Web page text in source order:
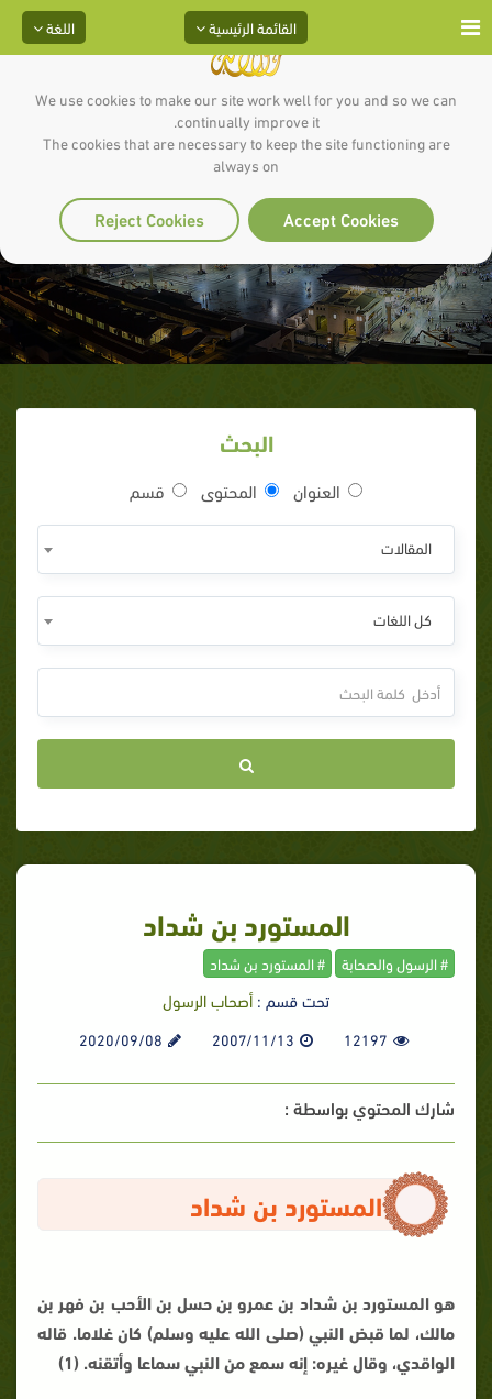
We use cookies to make our site work well for you and so we can
continually improve it.
The cookies that are necessary to keep the site functioning are
always on
Accept Cookies
Reject Cookies
اللغة القائمة الرئيسية
المستورد بن شداد
البحث
العنوان المحتوى قسم
المقالات
كل اللغات
المستورد بن شداد
# الرسول والصحابة # المستورد بن شداد
تحت قسم :أصحاب الرسول
12197
2007/11/13
2020/09/08
شارك المحتوي بواسطة :
المستورد بن شداد
هو المستورد بن شداد بن عمرو بن حسل بن الأحب بن فهر بن
مالك، لما قبض النبي (صلى الله عليه وسلم) كان غلاما. قاله
الواقدي، وقال غيره: إنه سمع من النبي سماعا وأتقنه. (1)